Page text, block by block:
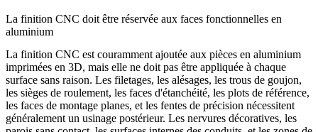
La finition CNC doit être réservée aux faces fonctionnelles en
aluminium
La finition CNC est couramment ajoutée aux pièces en aluminium
imprimées en 3D, mais elle ne doit pas être appliquée à chaque
surface sans raison. Les filetages, les alésages, les trous de goujon,
les sièges de roulement, les faces d'étanchéité, les plots de référence,
les faces de montage planes, et les fentes de précision nécessitent
généralement un usinage postérieur. Les nervures décoratives, les